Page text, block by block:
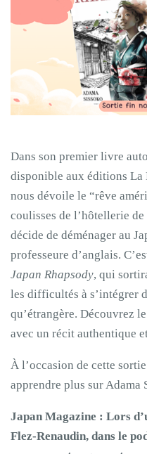
Dans son premier livre
disponible aux éditions La
nous dévoile le “rêve
coulisses de l’hôtellerie
décide de déménager au
professeure d’anglais.
Japan Rhapsody, qui
les difficultés à s’intégrer
qu’étrangère. Découvrez
avec un récit authentique
À l’occasion de cette
apprendre plus sur
Japan Magazine : Lors
Flez-Renaudin, dans le